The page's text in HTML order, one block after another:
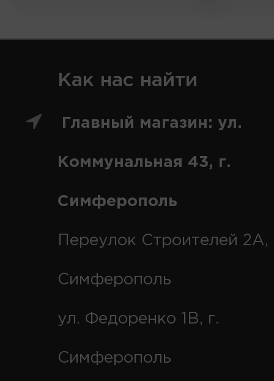
Как нас найти
Главный магазин: ул.
Коммунальная 43, г.
Симферополь
Переулок Строителей 2А,
Симферополь
ул. Федоренко 1В, г.
Симферополь